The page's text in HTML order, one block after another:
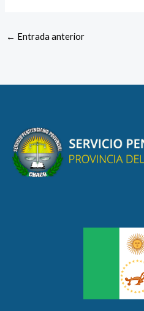
← Entrada anterior